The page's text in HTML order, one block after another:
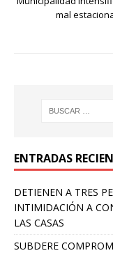
mal
ENTRADAS
DETIENEN A TRES
INTIMIDACIÓN A
LAS CASAS
SUBDERE